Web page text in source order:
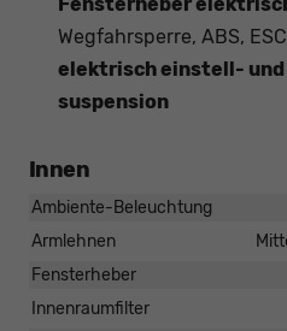
Fensterheber
Wegfahrsperre, ABS,
elektrisch einstell- und
suspension
Innen
Ambiente-Beleuchtung
Armlehnen
Fensterheber
Innenraumfilter